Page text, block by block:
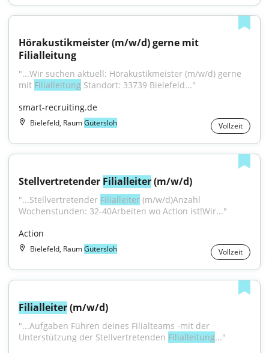
Hörakustikmeister (m/w/d) gerne mit
Filialleitung
"...Wir suchen aktuell: Hörakustikmeister (m/w/d) gerne
mit Filialleitung Standort: 33739 Bielefeld..."
smart-recruiting.de
Bielefeld, RaumGütersloh Vollzeit
Stellvertretender Filialleiter (m/w/d)
"...Stellvertretender Filialleiter (m/w/d)Anzahl
Wochenstunden: 32-40Arbeiten wo Action ist!Wir..."
Action
Bielefeld, RaumGütersloh Vollzeit
Filialleiter (m/w/d)
"...Aufgaben Führen deines Filialteams -mit der
Unterstützung der Stellvertretenden Filialleitung..."